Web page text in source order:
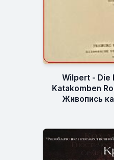
Wilpert - Die
Katakomben
Живопись